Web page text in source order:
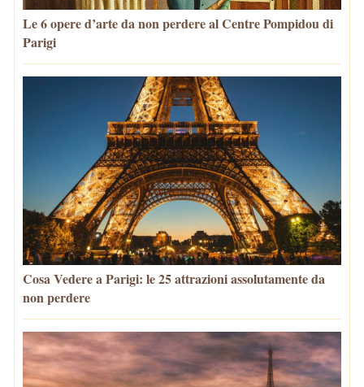
Le 6 opere d’arte da non perdere al Centre Pompidou di
Parigi
Cosa Vedere a Parigi: le 25 attrazioni assolutamente da
non perdere